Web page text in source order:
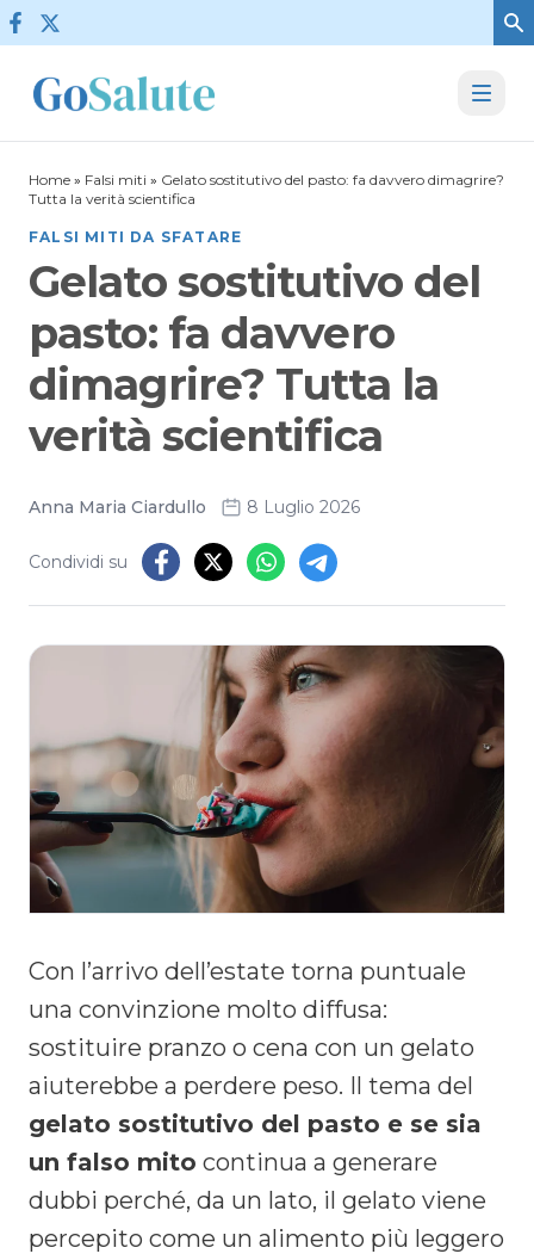
Vai al contenuto
Home » Falsi miti » Gelato sostitutivo del pasto: fa davvero dimagrire?
Tutta la verità scientifica
FALSI MITI DA SFATARE
Gelato sostitutivo del
pasto: fa davvero
dimagrire? Tutta la
verità scientifica
Anna Maria Ciardullo 8 Luglio 2026
Condividi su
Con l’arrivo dell’estate torna puntuale
una convinzione molto diffusa:
sostituire pranzo o cena con un gelato
aiuterebbe a perdere peso. Il tema del
gelato sostitutivo del pasto e se sia
un falso mito continua a generare
dubbi perché, da un lato, il gelato viene
percepito come un alimento più leggero